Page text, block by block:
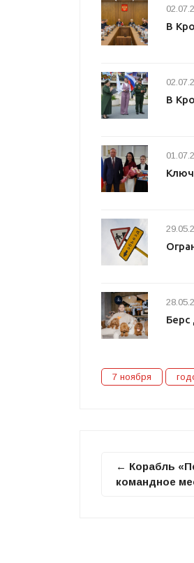
В
В
7 ноября
← Корабль
командное